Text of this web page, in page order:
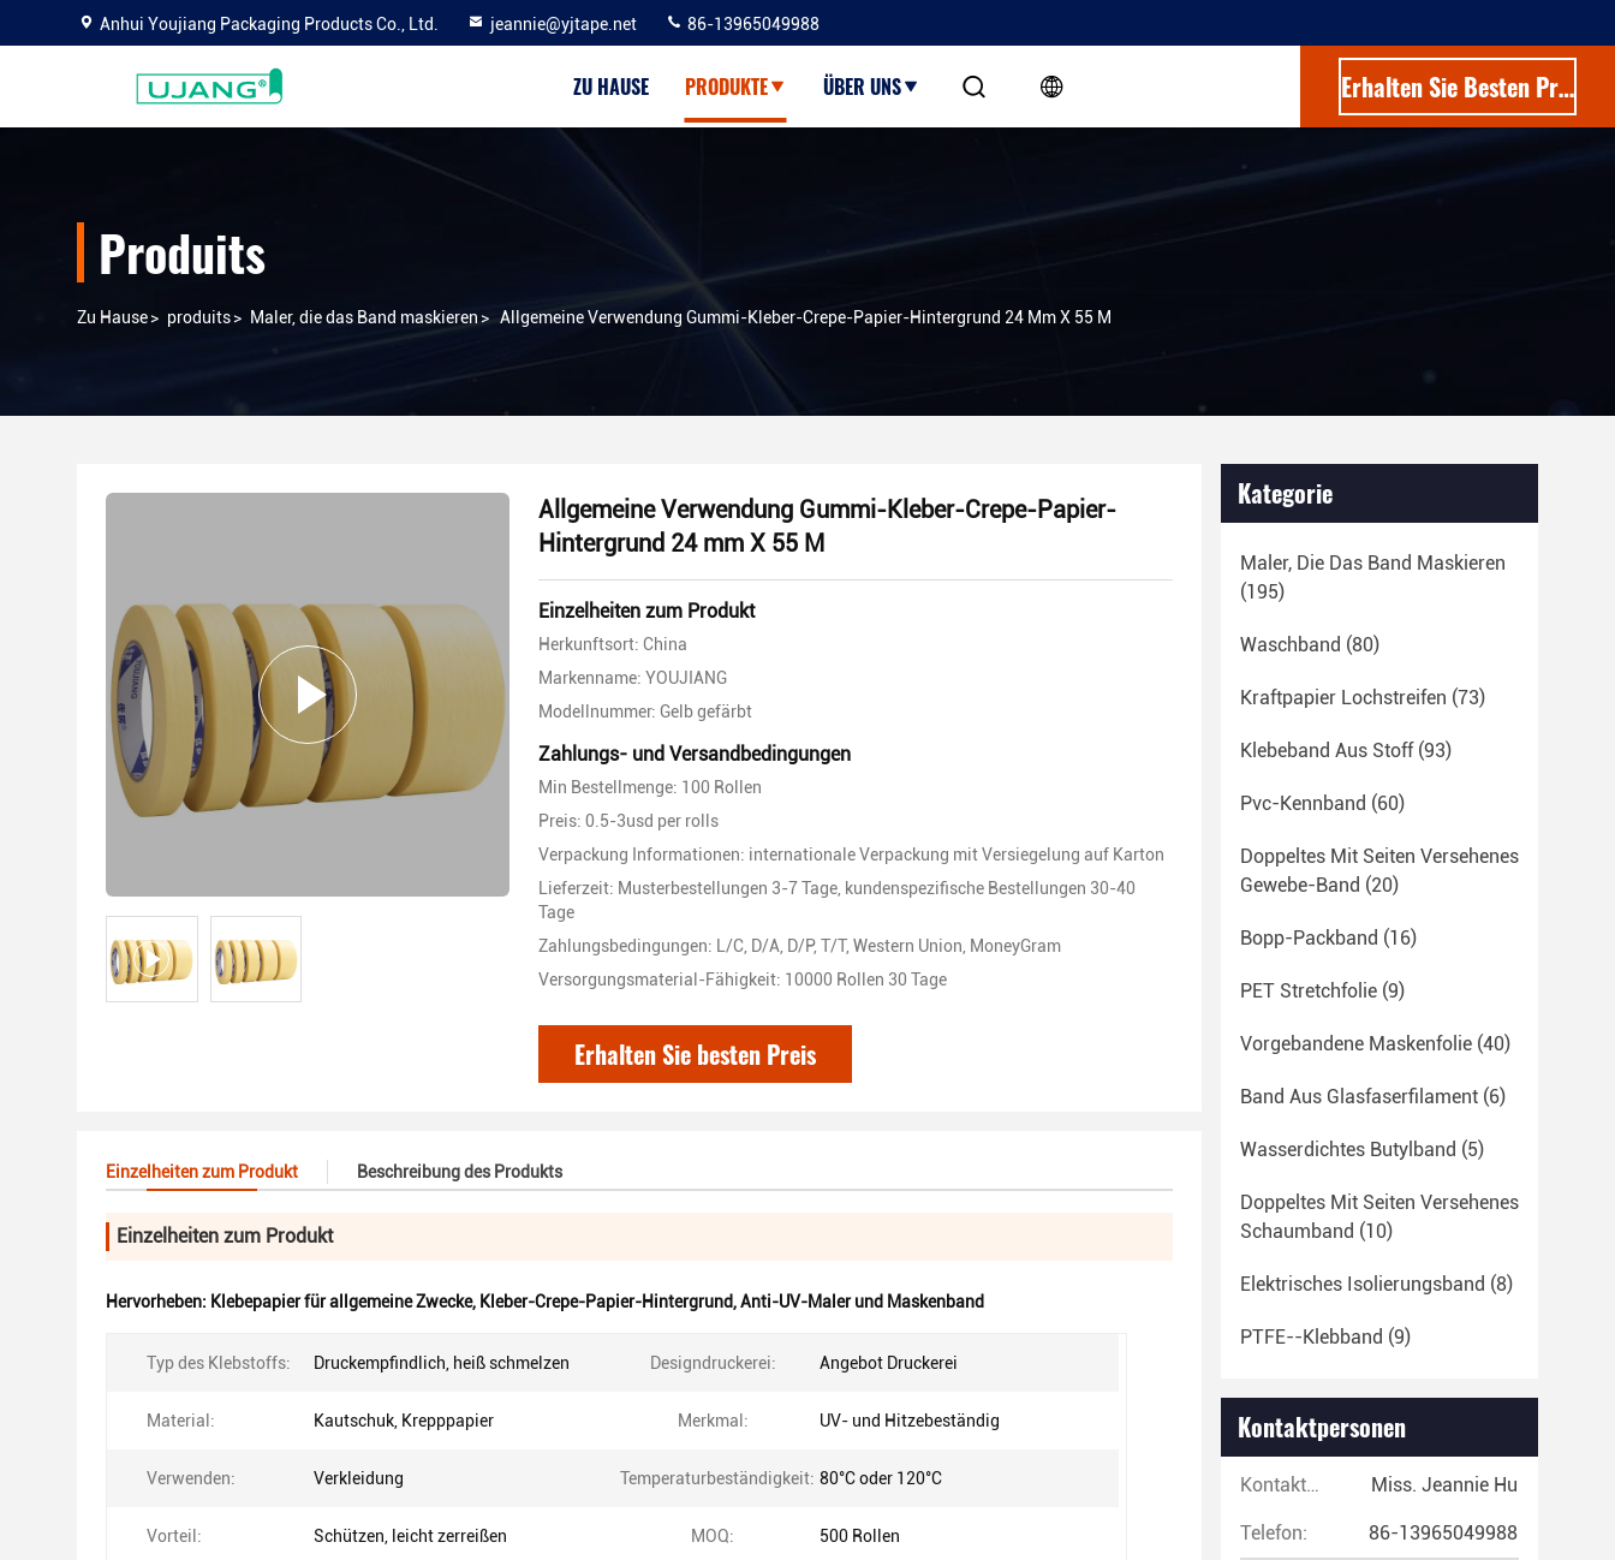
Anhui Youjiang Packaging Products Co., Ltd. jeannie@yjtape.net 86-13965049988
ZU HAUSE PRODUKTE ÜBER UNS Erhalten Sie Besten Preis
Produits
Zu Hause> produits> Maler, die das Band maskieren> Allgemeine Verwendung Gummi-Kleber-Crepe-Papier-Hintergrund 24 Mm X 55 M
Allgemeine Verwendung Gummi-Kleber-Crepe-Papier-
Hintergrund 24 mm X 55 M
Einzelheiten zum Produkt
Herkunftsort: China
Markenname: YOUJIANG
Modellnummer: Gelb gefärbt
Zahlungs- und Versandbedingungen
Min Bestellmenge: 100 Rollen
Preis: 0.5-3usd per rolls
Verpackung Informationen: internationale Verpackung mit Versiegelung auf Karton
Lieferzeit: Musterbestellungen 3-7 Tage, kundenspezifische Bestellungen 30-40
Tage
Zahlungsbedingungen: L/C, D/A, D/P, T/T, Western Union, MoneyGram
Versorgungsmaterial-Fähigkeit: 10000 Rollen 30 Tage
Erhalten Sie besten Preis
Einzelheiten zum Produkt Beschreibung des Produkts
Einzelheiten zum Produkt
Hervorheben: Klebepapier für allgemeine Zwecke, Kleber-Crepe-Papier-Hintergrund,Anti-UV-Maler und Maskenband
Typ des Klebstoffs: Druckempfindlich, heiß schmelzen Designdruckerei: Angebot Druckerei
Material: Kautschuk, Krepppapier Merkmal: UV- und Hitzebeständig
Verwenden: Verkleidung Temperaturbeständigkeit: 80°C oder 120°C
Vorteil: Schützen, leicht zerreißen MOQ: 500 Rollen
Kategorie
Maler, Die Das Band Maskieren
(195)
Waschband (80)
Kraftpapier Lochstreifen (73)
Klebeband Aus Stoff(93)
Pvc-Kennband (60)
Doppeltes Mit Seiten Versehenes
Gewebe-Band (20)
Bopp-Packband (16)
PET Stretchfolie (9)
Vorgebandene Maskenfolie (40)
Band Aus Glasfaserfilament (6)
Wasserdichtes Butylband (5)
Doppeltes Mit Seiten Versehenes
Schaumband (10)
Elektrisches Isolierungsband (8)
PTFE--Klebband (9)
Kontaktpersonen
Kontaktpersonen: Miss. Jeannie Hu
Telefon: 86-13965049988